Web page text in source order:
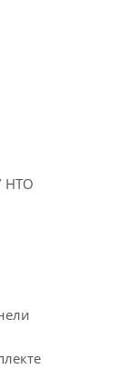
НТО